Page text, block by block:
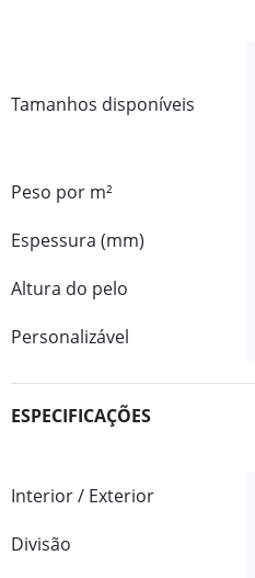
Tamanhos disponíveis
Peso por m²
Espessura (mm)
Altura do pelo
Personalizável
ESPECIFICAÇÕES
Interior / Exterior
Divisão